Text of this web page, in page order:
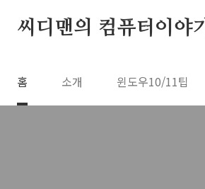
씨디맨의 컴퓨터이야기
홈 소개 윈도우10/11팁